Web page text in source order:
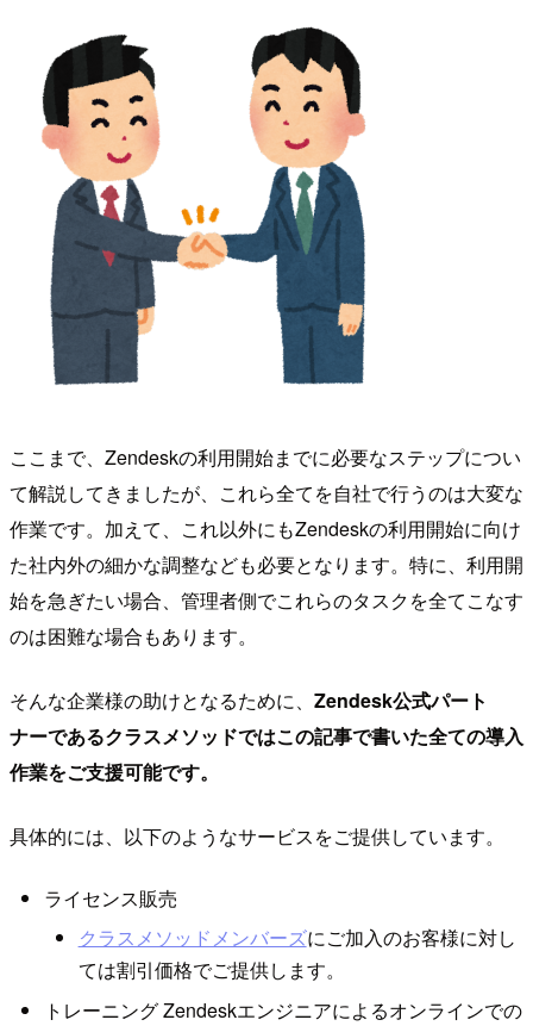
ここまで、Zendeskの利用開始までに必要なステップについ
て解説してきましたが、これら全てを自社で行うのは大変な
作業です。加えて、これ以外にもZendeskの利用開始に向け
た社内外の細かな調整なども必要となります。特に、利用開
始を急ぎたい場合、管理者側でこれらのタスクを全てこなす
のは困難な場合もあります。
そんな企業様の助けとなるために、 Zendesk公式パート
ナーであるクラスメソッドではこの記事で書いた全ての導入
作業をご支援可能です。
具体的には、以下のようなサービスをご提供しています。
ライセンス販売
クラスメソッドメンバーズにご加入のお客様に対し
ては割引価格でご提供します。
トレーニング Zendeskエンジニアによるオンラインでの